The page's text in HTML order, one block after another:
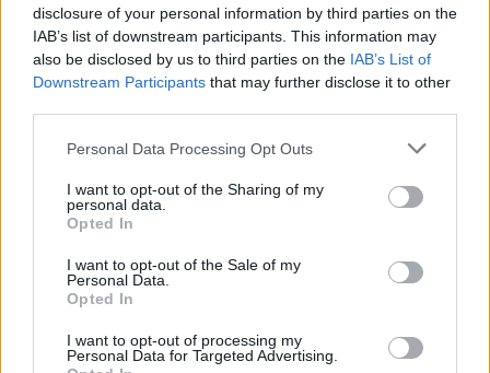
disclosure of your personal information by third parties on the
IAB’s list of downstream participants. This information may
also be disclosed by us to third parties on the IAB’s List of
Downstream Participants that may further disclose it to other
Please note that this website/app uses one or more Google
not limited to your visit or usage behaviour. You may click to
grant or deny consent to Google and its third-party tags to
use your data for below specified purposes in below Google
consent section.
Personal Data Processing Opt Outs
I want to opt-out of the Sharing of my
personal data.
Opted In
I want to opt-out of the Sale of my
Personal Data.
Opted In
I want to opt-out of processing my
Personal Data for Targeted Advertising.
Τι προσφέρει το νέο JBL Xtreme 5 σε επίπεδο
ήχου και αυτονομίας;